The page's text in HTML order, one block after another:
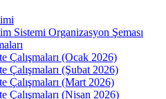
Sistemi Organizasyon Şeması
Çalışmaları (Ocak 2026)
Çalışmaları (Şubat 2026)
Çalışmaları (Mart 2026)
Çalışmaları (Nisan 2026)